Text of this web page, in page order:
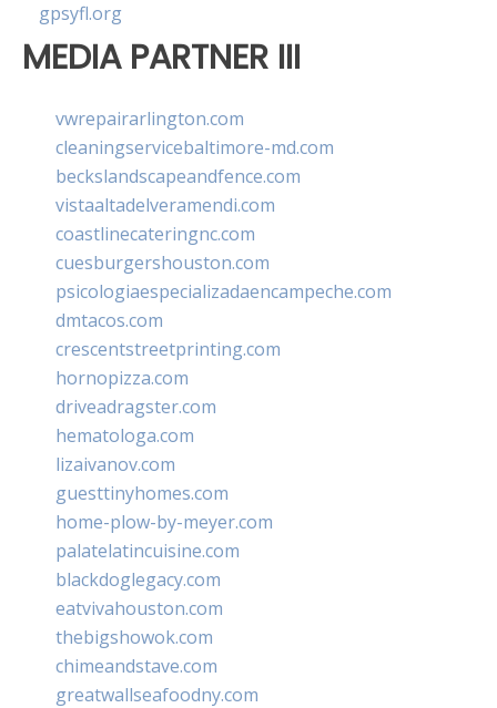
gpsyfl.org
MEDIA PARTNER III
vwrepairarlington.com
cleaningservicebaltimore-md.com
beckslandscapeandfence.com
vistaaltadelveramendi.com
coastlinecateringnc.com
cuesburgershouston.com
psicologiaespecializadaencampeche.com
dmtacos.com
crescentstreetprinting.com
hornopizza.com
driveadragster.com
hematologa.com
lizaivanov.com
guesttinyhomes.com
home-plow-by-meyer.com
palatelatincuisine.com
blackdoglegacy.com
eatvivahouston.com
thebigshowok.com
chimeandstave.com
greatwallseafoodny.com